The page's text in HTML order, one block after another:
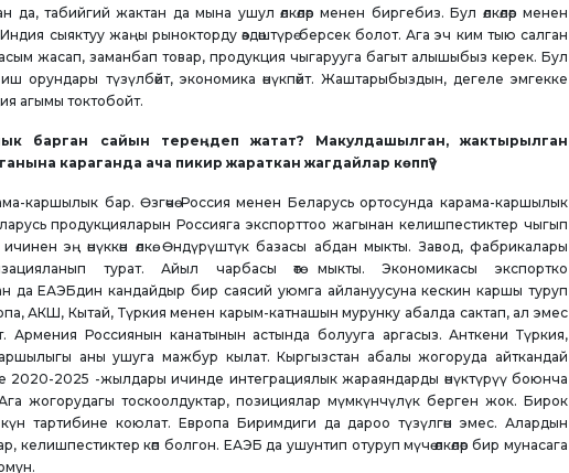
да, табийгий жактан да мына ушул өлкөлөр менен биргебиз. Бул өлкөлөр менен
сыяктуу жаңы рынокторду өздөштүрө берсек болот. Ага эч ким тыю салган
жасап, заманбап товар, продукция чыгарууга багыт алышыбыз керек. Бул
орундары түзүлбөйт, экономика өнүкпөйт. Жаштарыбыздын, дегеле эмгекке
агымы токтобойт.
барган сайын тереңдеп жатат? Макулдашылган, жактырылган
караганда ача пикир жараткан жагдайлар көппү?
каршылык бар. Өзгөчө Россия менен Беларусь ортосунда карама-каршылык
продукцияларын Россияга экспорттоо жагынан келишпестиктер чыгып
ичинен эң өнүккөн өлкө. Өндүрүштүк базасы абдан мыкты. Завод, фабрикалары
турат. Айыл чарбасы өтө мыкты. Экономикасы экспортко
да ЕАЭБдин кандайдыр бир саясий уюмга айлануусуна кескин каршы туруп
АКШ, Кытай, Түркия менен карым-катнашын мурунку абалда сактап, ал эмес
Армения Россиянын канатынын астында болууга аргасыз. Анткени Түркия,
аны ушуга мажбур кылат. Кыргызстан абалы жогоруда айткандай
2020-2025 -жылдары ичинде интеграциялык жараяндарды өнүктүрүү боюнча
жогорудагы тоскоолдуктар, позициялар мүмкүнчүлүк берген жок. Бирок
тартибине коюлат. Европа Биримдиги да дароо түзүлгөн эмес. Алардын
көп болгон. ЕАЭБ да ушунтип отуруп мүчө өлкөлөр бир мунасага